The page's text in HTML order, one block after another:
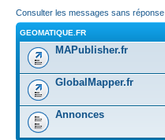
Consulter les messages sans réponse
GEOMATIQUE.FR
MAPublisher.fr
GlobalMapper.fr
Annonces